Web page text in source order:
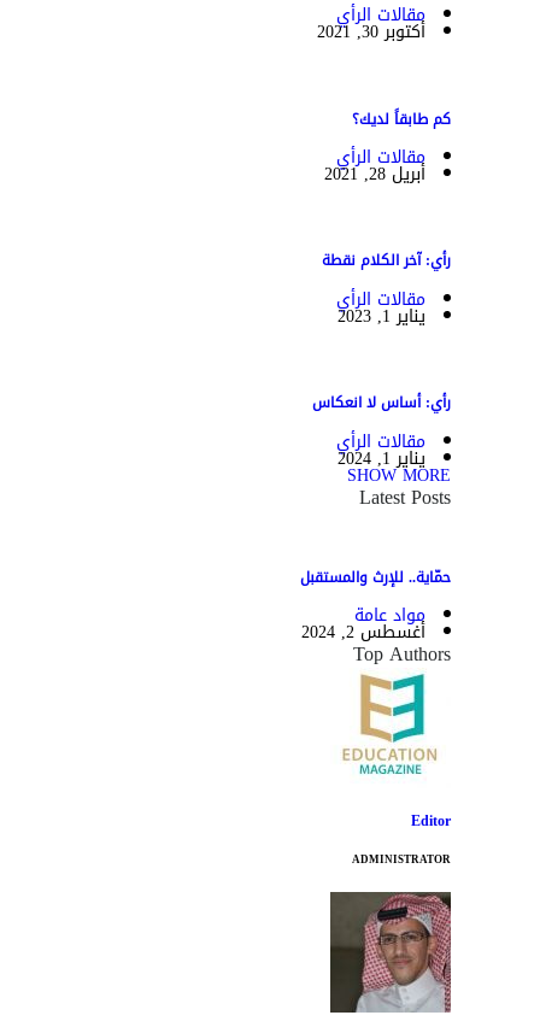
مقالات الرأي
أكتوبر 30, 2021
كم طابقاً لديك؟
مقالات الرأي
أبريل 28, 2021
رأي: آخر الكلام نقطة
مقالات الرأي
يناير 1, 2023
رأي: أساس لا انعكاس
مقالات الرأي
يناير 1, 2024
SHOW MORE
Latest Posts
حمّاية.. للإرث والمستقبل
مواد عامة
أغسطس 2, 2024
Top Authors
Editor
ADMINISTRATOR